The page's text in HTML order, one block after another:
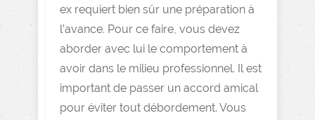
ex requiert bien sûr une préparation à
l’avance. Pour ce faire, vous devez
aborder avec lui le comportement à
avoir dans le milieu professionnel. Il est
important de passer un accord amical
pour éviter tout débordement. Vous